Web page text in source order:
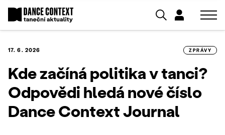
17. 6. 2026 ZPRÁVY
Kde začíná politika v tanci?
Odpovědi hledá nové číslo
Dance Context Journal